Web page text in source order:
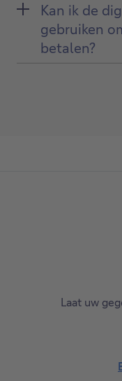
Kan ik de
gebruiken
betalen?
Laat uw